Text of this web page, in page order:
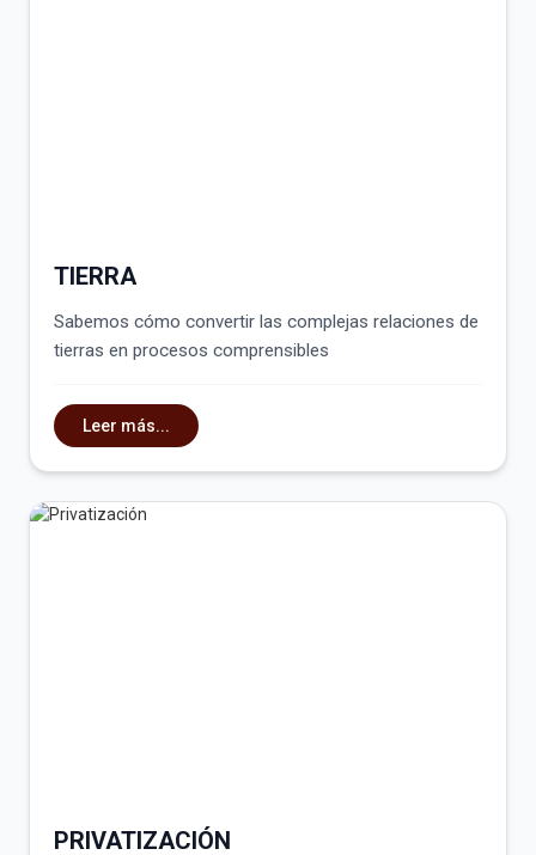
TIERRA
Sabemos cómo convertir las complejas relaciones de
tierras en procesos comprensibles
Leer más...
PRIVATIZACIÓN